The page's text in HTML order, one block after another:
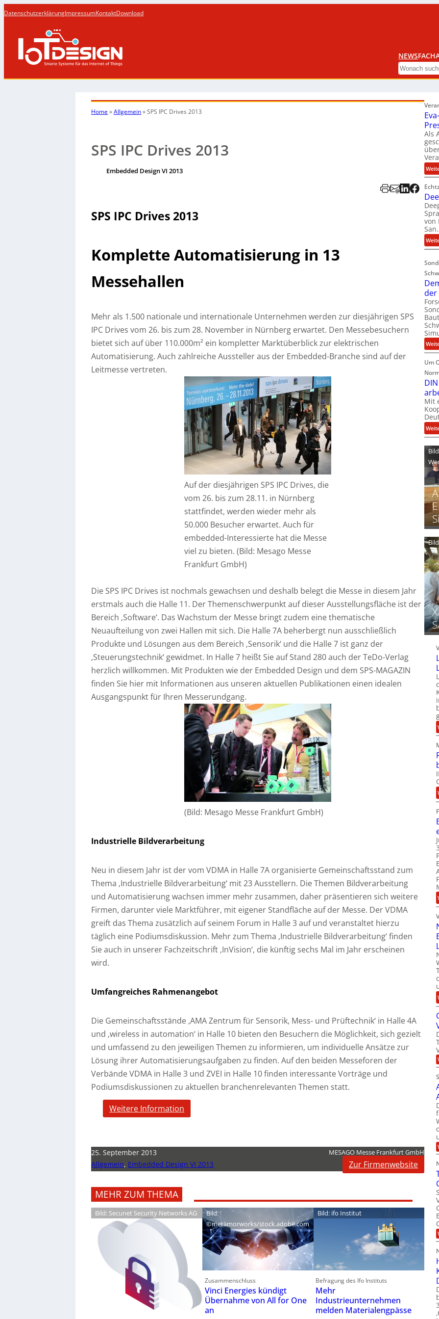
DatenschutzerklärungImpressumKontaktDownload
NEWS
Search
Home»Allgemein»SPS IPC Drives 2013
SPS IPC Drives 2013
Embedded Design VI 2013
SPS IPC Drives 2013
Komplette Automatisierung in 13
Messehallen
Mehr als 1.500 nationale und internationale Unternehmen werden zur diesjährigen SPS
IPC Drives vom 26. bis zum 28. November in Nürnberg erwartet. Den Messebesuchern
bietet sich auf über 110.000m² ein kompletter Marktüberblick zur elektrischen
Automatisierung. Auch zahlreiche Aussteller aus der Embedded-Branche sind auf der
Leitmesse vertreten.
Auf der diesjährigen SPS IPC Drives, die
vom 26. bis zum 28.11. in Nürnberg
stattfindet, werden wieder mehr als
50.000 Besucher erwartet. Auch für
embedded-Interessierte hat die Messe
viel zu bieten. (Bild: Mesago Messe
Frankfurt GmbH)
Die SPS IPC Drives ist nochmals gewachsen und deshalb belegt die Messe in diesem Jahr
erstmals auch die Halle 11. Der Themenschwerpunkt auf dieser Ausstellungsfläche ist der
Bereich ‚Software‘. Das Wachstum der Messe bringt zudem eine thematische
Neuaufteilung von zwei Hallen mit sich. Die Halle 7A beherbergt nun ausschließlich
Produkte und Lösungen aus dem Bereich ‚Sensorik‘ und die Halle 7 ist ganz der
‚Steuerungstechnik‘ gewidmet. In Halle 7 heißt Sie auf Stand 280 auch der TeDo-Verlag
herzlich willkommen. Mit Produkten wie der Embedded Design und dem SPS-MAGAZIN
finden Sie hier mit Informationen aus unseren aktuellen Publikationen einen idealen
Ausgangspunkt für Ihren Messerundgang.
(Bild: Mesago Messe Frankfurt GmbH)
Industrielle Bildverarbeitung
Neu in diesem Jahr ist der vom VDMA in Halle 7A organisierte Gemeinschaftsstand zum
Thema ‚Industrielle Bildverarbeitung‘ mit 23 Ausstellern. Die Themen Bildverarbeitung
und Automatisierung wachsen immer mehr zusammen, daher präsentieren sich weitere
Firmen, darunter viele Marktführer, mit eigener Standfläche auf der Messe. Der VDMA
greift das Thema zusätzlich auf seinem Forum in Halle 3 auf und veranstaltet hierzu
täglich eine Podiumsdiskussion. Mehr zum Thema ‚Industrielle Bildverarbeitung‘ finden
Sie auch in unserer Fachzeitschrift ‚InVision‘, die künftig sechs Mal im Jahr erscheinen
wird.
Umfangreiches Rahmenangebot
Die Gemeinschaftsstände ‚AMA Zentrum für Sensorik, Mess- und Prüftechnik‘ in Halle 4A
und ‚wireless in automation‘ in Halle 10 bieten den Besuchern die Möglichkeit, sich gezielt
und umfassend zu den jeweiligen Themen zu informieren, um individuelle Ansätze zur
Lösung ihrer Automatisierungsaufgaben zu finden. Auf den beiden Messeforen der
Verbände VDMA in Halle 3 und ZVEI in Halle 10 finden interessante Vorträge und
Podiumsdiskussionen zu aktuellen branchenrelevanten Themen statt.
Weitere Information
25. September 2013
Allgemein, Embedded Design VI 2013
MESAGO Messe Frankfurt GmbH
Zur Firmenwebsite
MEHR ZUM THEMA
Bild: Secunet Security Networks AG
Bild:
©metamorworks/stock.adobe.com
Zusammenschluss
Vinci Energies kündigt
Übernahme von All for One
an
Bild: ifo Institut
Befragung des Ifo Instituts
Mehr
Industrieunternehmen
melden Materialengpässe
Als
von
der
Um
Mit